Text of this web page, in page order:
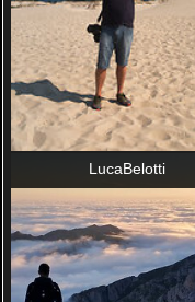
LucaBelotti